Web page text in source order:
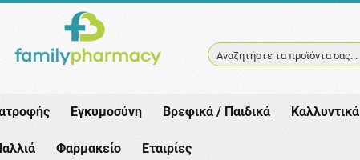
Αναζητήστε τα προϊόντα σας...
Εγκυμοσύνη Βρεφικά / Παιδικά Καλλυντικά
Φαρμακείο Εταιρίες
Αρχική / Εταιρίες / Lifecode